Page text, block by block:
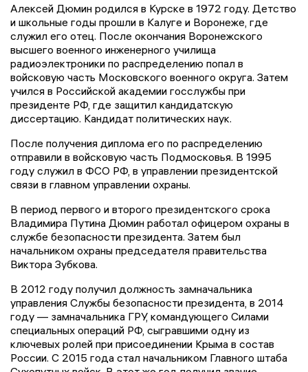
Алексей Дюмин родился в Курске в 1972 году. Детство
и школьные годы прошли в Калуге и Воронеже, где
служил его отец. После окончания Воронежского
высшего военного инженерного училища
радиоэлектроники по распределению попал в
войсковую часть Московского военного округа. Затем
учился в Российской академии госслужбы при
президенте РФ, где защитил кандидатскую
диссертацию. Кандидат политических наук.
После получения диплома его по распределению
отправили в войсковую часть Подмосковья. В 1995
году служил в ФСО РФ, в управлении президентской
связи в главном управлении охраны.
В период первого и второго президентского срока
Владимира Путина Дюмин работал офицером охраны в
службе безопасности президента. Затем был
начальником охраны председателя правительства
Виктора Зубкова.
В 2012 году получил должность замначальника
управления Службы безопасности президента, в 2014
году — замначальника ГРУ, командующего Силами
специальных операций РФ, сыгравшими одну из
ключевых ролей при присоединении Крыма в состав
России. С 2015 года стал начальником Главного штаба